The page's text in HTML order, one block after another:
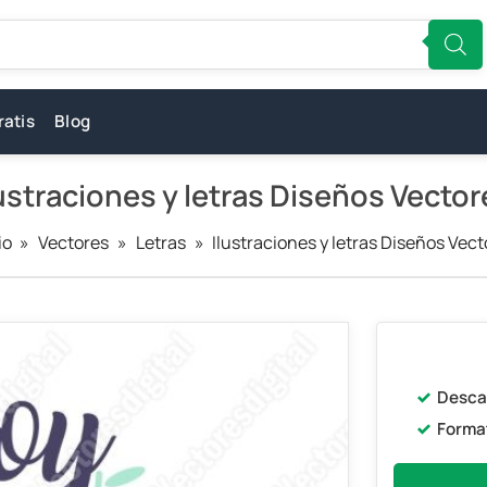
Blog
y letras Diseños
» Vectores » Letras » Ilustraciones y letras Diseños